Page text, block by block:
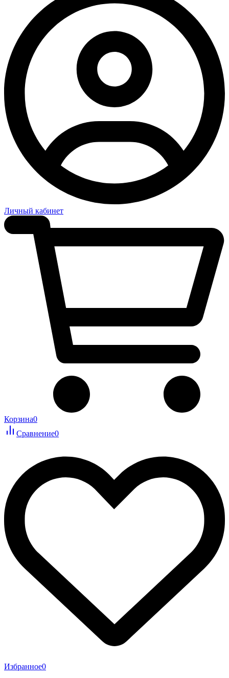
Личный кабинет
Корзина0
Сравнение0
Избранное0